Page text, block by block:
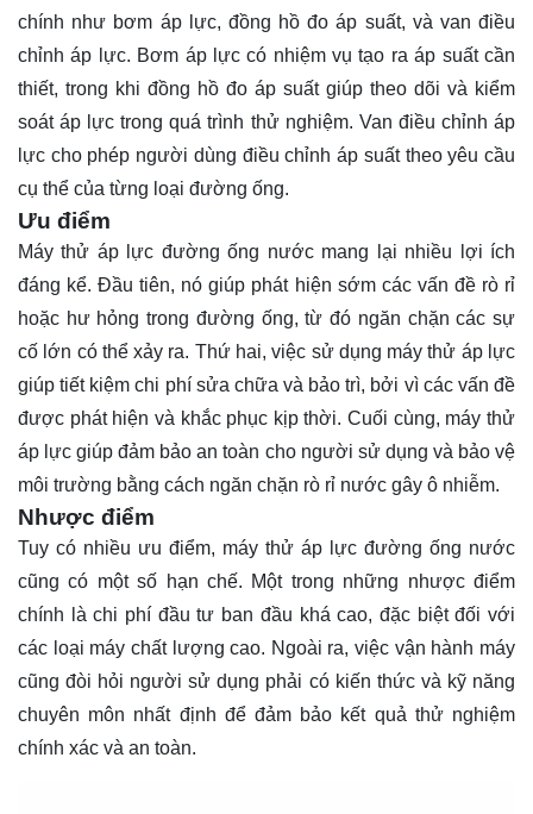
chính như bơm áp lực, đồng hồ đo áp suất, và van điều
chỉnh áp lực. Bơm áp lực có nhiệm vụ tạo ra áp suất cần
thiết, trong khi đồng hồ đo áp suất giúp theo dõi và kiểm
soát áp lực trong quá trình thử nghiệm. Van điều chỉnh áp
lực cho phép người dùng điều chỉnh áp suất theo yêu cầu
cụ thể của từng loại đường ống.
Ưu điểm
Máy thử áp lực đường ống nước mang lại nhiều lợi ích
đáng kể. Đầu tiên, nó giúp phát hiện sớm các vấn đề rò rỉ
hoặc hư hỏng trong đường ống, từ đó ngăn chặn các sự
cố lớn có thể xảy ra. Thứ hai, việc sử dụng máy thử áp lực
giúp tiết kiệm chi phí sửa chữa và bảo trì, bởi vì các vấn đề
được phát hiện và khắc phục kịp thời. Cuối cùng, máy thử
áp lực giúp đảm bảo an toàn cho người sử dụng và bảo vệ
môi trường bằng cách ngăn chặn rò rỉ nước gây ô nhiễm.
Nhược điểm
Tuy có nhiều ưu điểm, máy thử áp lực đường ống nước
cũng có một số hạn chế. Một trong những nhược điểm
chính là chi phí đầu tư ban đầu khá cao, đặc biệt đối với
các loại máy chất lượng cao. Ngoài ra, việc vận hành máy
cũng đòi hỏi người sử dụng phải có kiến thức và kỹ năng
chuyên môn nhất định để đảm bảo kết quả thử nghiệm
chính xác và an toàn.